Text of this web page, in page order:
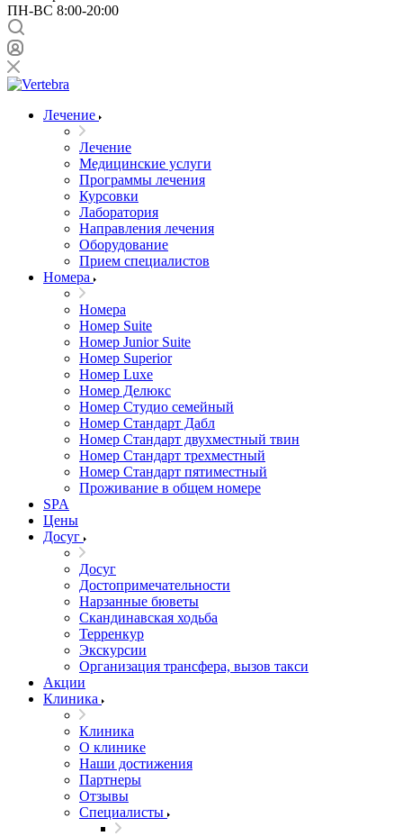
ПН-ВС 8:00-20:00
Лечение
Лечение
Медицинские услуги
Программы лечения
Курсовки
Лаборатория
Направления лечения
Оборудование
Прием специалистов
Номера
Номера
Номер Suite
Номер Junior Suite
Номер Superior
Номер Luxe
Номер Делюкс
Номер Студио семейный
Номер Стандарт Дабл
Номер Стандарт двухместный твин
Номер Стандарт трехместный
Номер Стандарт пятиместный
Проживание в общем номере
SPA
Цены
Досуг
Досуг
Достопримечательности
Нарзанные бюветы
Скандинавская ходьба
Терренкур
Экскурсии
Организация трансфера, вызов такси
Акции
Клиника
Клиника
О клинике
Наши достижения
Партнеры
Отзывы
Специалисты